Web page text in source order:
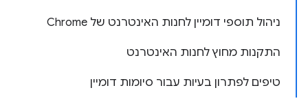
ניהול תוספי דומיין לחנות האינטרנט של Chrome
התקנות מחוץ לחנות האינטרנט
טיפים לפתרון בעיות עבור סיומות דומיין